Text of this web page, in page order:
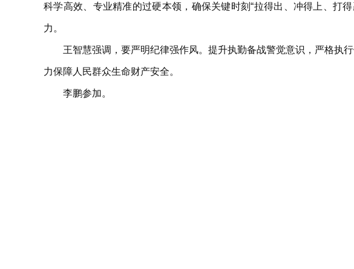
科学高效、专业精准的过硬本领，确保关键时刻“拉得出、冲得上、打
力。
王智慧强调，要严明纪律强作风。提升执勤备战警觉意识，严格执
力保障人民群众生命财产安全。
李鹏参加。